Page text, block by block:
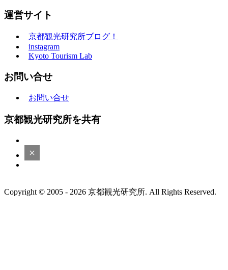
運営サイト
京都観光研究所ブログ！
instagram
Kyoto Tourism Lab
お問い合せ
お問い合せ
京都観光研究所を共有
Copyright © 2005 - 2026 京都観光研究所. All Rights Reserved.